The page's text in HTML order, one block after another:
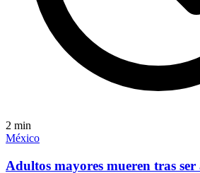
2 min
México
Adultos mayores mueren tras